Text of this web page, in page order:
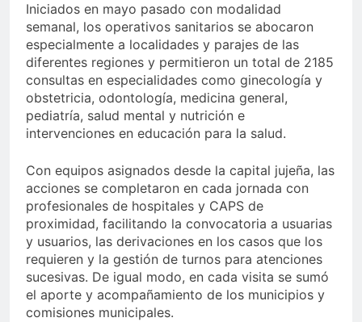
Iniciados en mayo pasado con modalidad
semanal, los operativos sanitarios se abocaron
especialmente a localidades y parajes de las
diferentes regiones y permitieron un total de 2185
consultas en especialidades como ginecología y
obstetricia, odontología, medicina general,
pediatría, salud mental y nutrición e
intervenciones en educación para la salud.
Con equipos asignados desde la capital jujeña, las
acciones se completaron en cada jornada con
profesionales de hospitales y CAPS de
proximidad, facilitando la convocatoria a usuarias
y usuarios, las derivaciones en los casos que los
requieren y la gestión de turnos para atenciones
sucesivas. De igual modo, en cada visita se sumó
el aporte y acompañamiento de los municipios y
comisiones municipales.